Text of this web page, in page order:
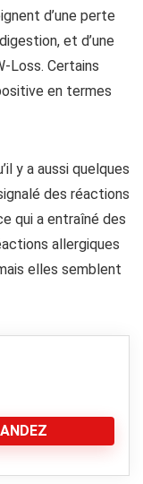
d’une perte
et d’une
Loss. Certains
en termes
y a aussi quelques
des réactions
qui a entraîné des
allergiques
elles semblent